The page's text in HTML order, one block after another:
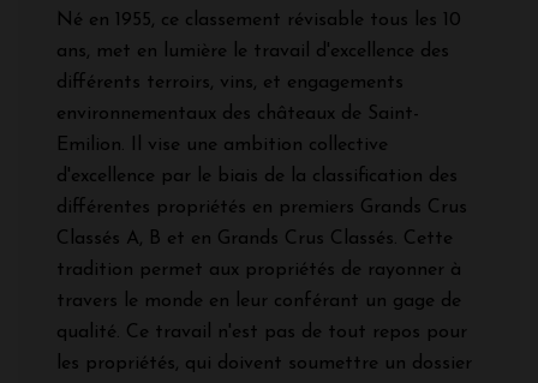
Né en 1955, ce classement révisable tous les 10
ans, met en lumière le travail d'excellence des
différents terroirs, vins, et engagements
environnementaux des châteaux de Saint-
Emilion. Il vise une ambition collective
d'excellence par le biais de la classification des
différentes propriétés en premiers Grands Crus
Classés A, B et en Grands Crus Classés. Cette
tradition permet aux propriétés de rayonner à
travers le monde en leur conférant un gage de
qualité. Ce travail n'est pas de tout repos pour
les propriétés, qui doivent soumettre un dossier